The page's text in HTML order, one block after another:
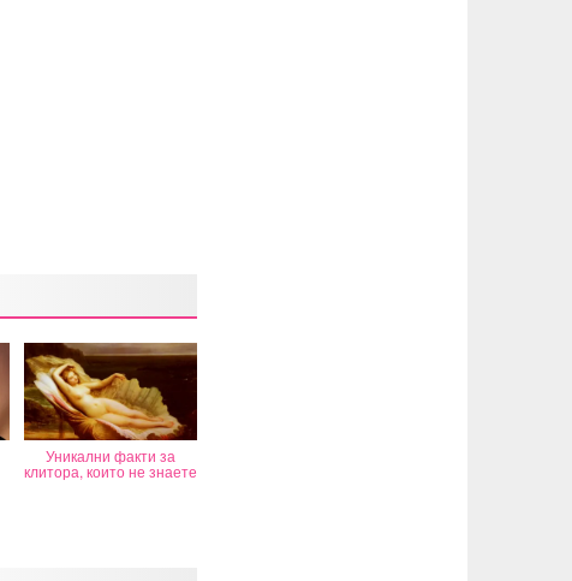
Уникални факти за
клитора, които не знаете